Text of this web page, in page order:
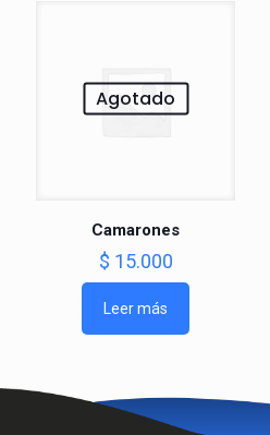
Agotado
Camarones
$ 15.000
Leer más